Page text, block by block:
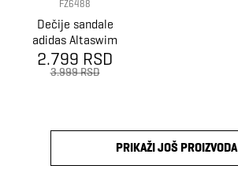
FZ6488
Dečije sandale
adidas Altaswim
C
2.799 RSD
3.999 RSD
PRIKAŽI JOŠ PROIZVODA